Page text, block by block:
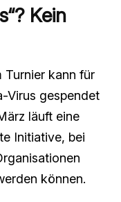
Kein
Turnier kann für
Virus gespendet
läuft eine
Initiative, bei
können.